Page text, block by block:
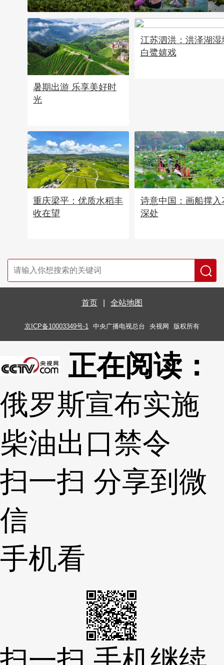
暑期出游 乐享美好时
光
江苏泗洪：洪泽湖湿
白鹭嬉戏
重庆梁平：优质水稻丰
收在望
诗意中国：画船撑入
深处
首页 全站地图
京ICP备10003349号-1 中央广播电视总台 央视网 版权所有
正在阅读：
俄罗斯宣布实施
柴油出口禁令
扫一扫 分享到微
信
手机看